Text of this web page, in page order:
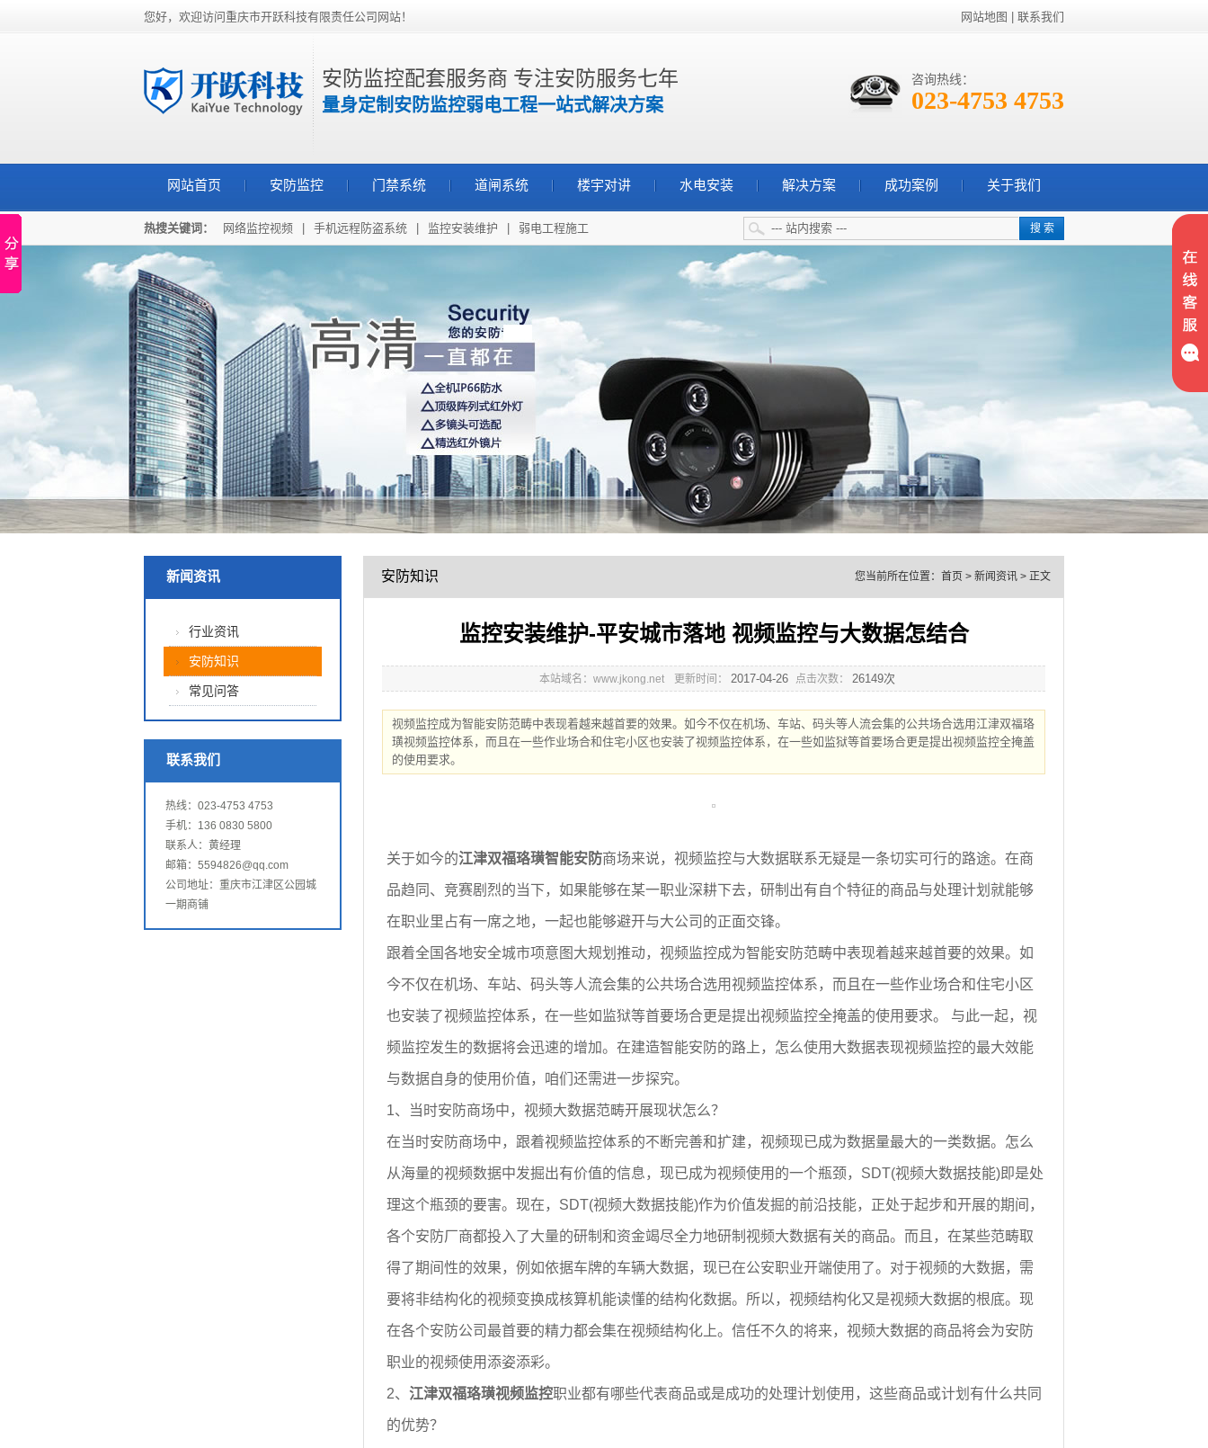
您好，欢迎访问重庆市开跃科技有限责任公司网站！ 网站地图 联系我们
安防监控配套服务商 专注安防服务七年
量身定制安防监控弱电工程一站式解决方案
咨询热线：
023-4753 4753
网站首页 安防监控 门禁系统 道闸系统 楼宇对讲 水电安装 解决方案 成功案例 关于我们
搜 索
热搜关键词： 网络监控视频 手机远程防盗系统 监控安装维护 弱电工程施工
新闻资讯
行业资讯
安防知识
常见问答
联系我们
热线：023-4753 4753
手机：136 0830 5800
联系人：黄经理
邮箱：5594826@qq.com
公司地址：重庆市江津区公园城
一期商铺
您当前所在位置： 首页 > 新闻资讯 > 正文
安防知识
监控安装维护-平安城市落地 视频监控与大数据怎结合
本站域名：www.jkong.net 更新时间： 2017-04-26 点击次数： 26149次
视频监控成为智能安防范畴中表现着越来越首要的效果。如今不仅在机场、车站、码头等人流会集的公共场合选用江津双福珞
璜视频监控体系，而且在一些作业场合和住宅小区也安装了视频监控体系，在一些如监狱等首要场合更是提出视频监控全掩盖
的使用要求。
关于如今的江津双福珞璜智能安防商场来说，视频监控与大数据联系无疑是一条切实可行的路途。在商
品趋同、竞赛剧烈的当下，如果能够在某一职业深耕下去，研制出有自个特征的商品与处理计划就能够
在职业里占有一席之地，一起也能够避开与大公司的正面交锋。
跟着全国各地安全城市项意图大规划推动，视频监控成为智能安防范畴中表现着越来越首要的效果。如
今不仅在机场、车站、码头等人流会集的公共场合选用视频监控体系，而且在一些作业场合和住宅小区
也安装了视频监控体系，在一些如监狱等首要场合更是提出视频监控全掩盖的使用要求。 与此一起，视
频监控发生的数据将会迅速的增加。在建造智能安防的路上，怎么使用大数据表现视频监控的最大效能
与数据自身的使用价值，咱们还需进一步探究。
1、当时安防商场中，视频大数据范畴开展现状怎么？
在当时安防商场中，跟着视频监控体系的不断完善和扩建，视频现已成为数据量最大的一类数据。怎么
从海量的视频数据中发掘出有价值的信息，现已成为视频使用的一个瓶颈，SDT(视频大数据技能)即是处
理这个瓶颈的要害。现在，SDT(视频大数据技能)作为价值发掘的前沿技能，正处于起步和开展的期间，
各个安防厂商都投入了大量的研制和资金竭尽全力地研制视频大数据有关的商品。而且，在某些范畴取
得了期间性的效果，例如依据车牌的车辆大数据，现已在公安职业开端使用了。对于视频的大数据，需
要将非结构化的视频变换成核算机能读懂的结构化数据。所以，视频结构化又是视频大数据的根底。现
在各个安防公司最首要的精力都会集在视频结构化上。信任不久的将来，视频大数据的商品将会为安防
职业的视频使用添姿添彩。
2、 江津双福珞璜视频监控职业都有哪些代表商品或是成功的处理计划使用，这些商品或计划有什么共同
的优势？